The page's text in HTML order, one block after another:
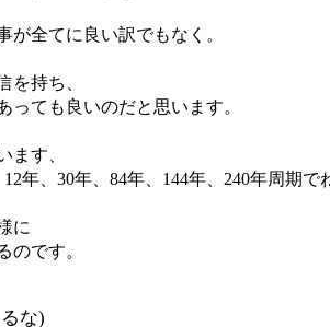
が全てに良い訳でもなく。
を持ち、
っても良いのだと思います。
ます、
年、30年、84年、144年、240年周期で
に
のです。
な)